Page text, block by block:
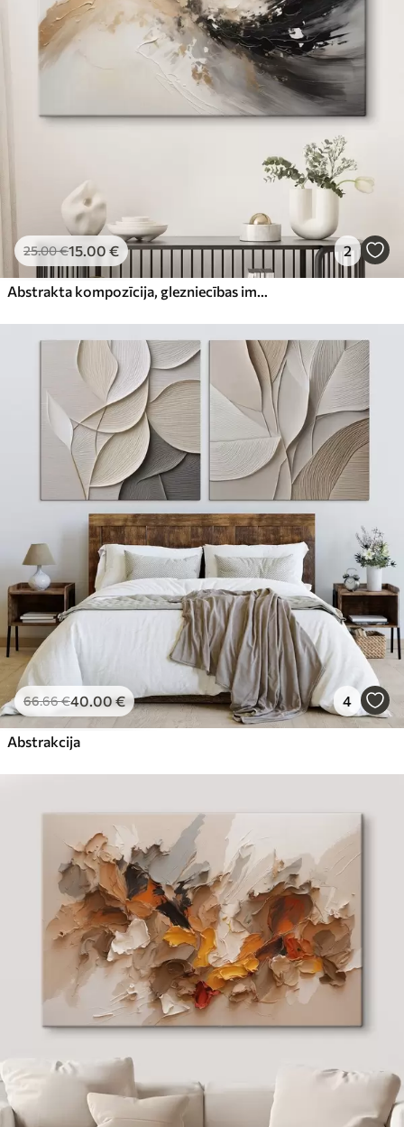
25.00€15.00 € 2
Abstrakta kompozīcija, glezniecības imitācija
66.66€40.00€ 4
Abstrakcija